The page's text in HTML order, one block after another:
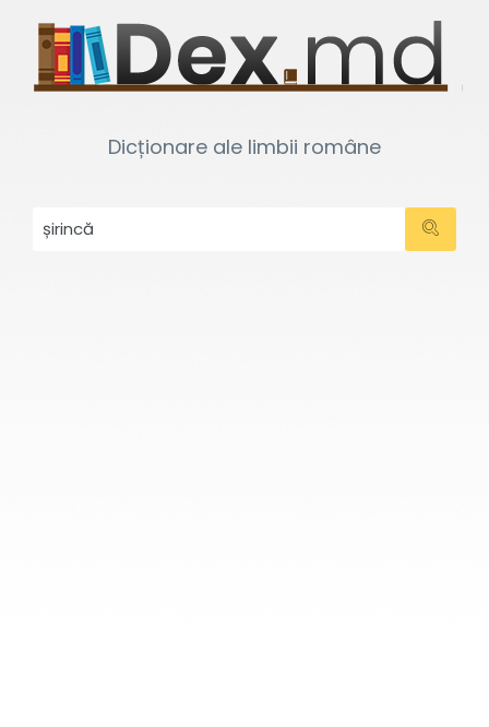
Dicționare ale limbii române